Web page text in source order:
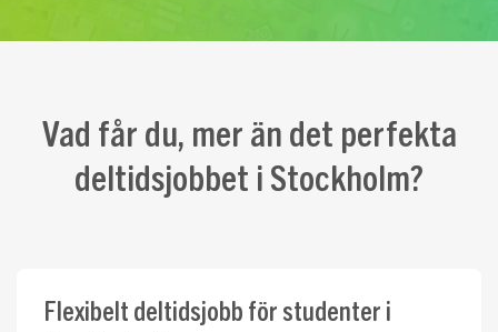
Vad får du, mer än det perfekta
deltidsjobbet i Stockholm?
Flexibelt deltidsjobb för studenter i